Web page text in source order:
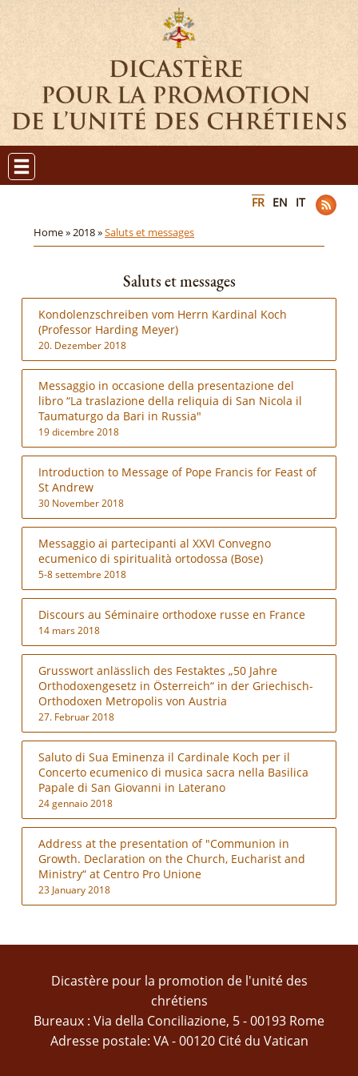
FR EN IT
Home »2018 »Saluts et messages
Saluts et messages
Kondolenzschreiben vom Herrn Kardinal Koch
(Professor Harding Meyer)
20. Dezember 2018
Messaggio in occasione della presentazione del
libro “La traslazione della reliquia di San Nicola il
Taumaturgo da Bari in Russia"
19 dicembre 2018
Introduction to Message of Pope Francis for Feast of
St Andrew
30 November 2018
Messaggio ai partecipanti al XXVI Convegno
ecumenico di spiritualità ortodossa (Bose)
5-8 settembre 2018
Discours au Séminaire orthodoxe russe en France
14 mars 2018
Grusswort anlässlich des Festaktes „50 Jahre
Orthodoxengesetz in Österreich“ in der Griechisch-
Orthodoxen Metropolis von Austria
27. Februar 2018
Saluto di Sua Eminenza il Cardinale Koch per il
Concerto ecumenico di musica sacra nella Basilica
Papale di San Giovanni in Laterano
24 gennaio 2018
Address at the presentation of "Communion in
Growth. Declaration on the Church, Eucharist and
Ministry“ at Centro Pro Unione
23 January 2018
Dicastère pour la promotion de l'unité des
chrétiens
Bureaux : Via della Conciliazione, 5 - 00193 Rome
Adresse postale: VA - 00120 Cité du Vatican